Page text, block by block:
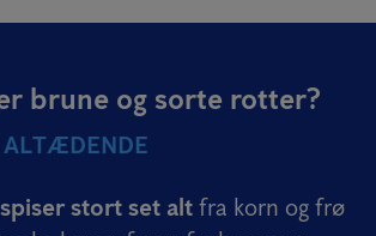
brune og sorte rotter?
ALTÆDENDE
spiser stort set alt fra korn og frø